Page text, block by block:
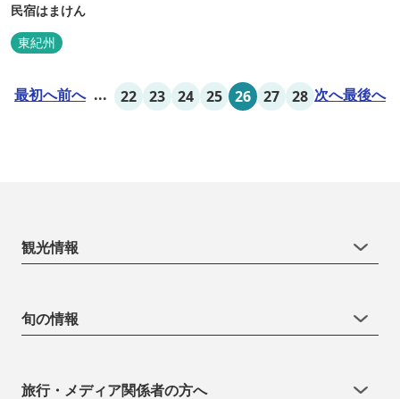
民宿はまけん
東紀州
最初へ前へ ... 22 23 24 25 26 27 28 次へ最後へ
観光情報
旬の情報
旅行・メディア関係者の方へ